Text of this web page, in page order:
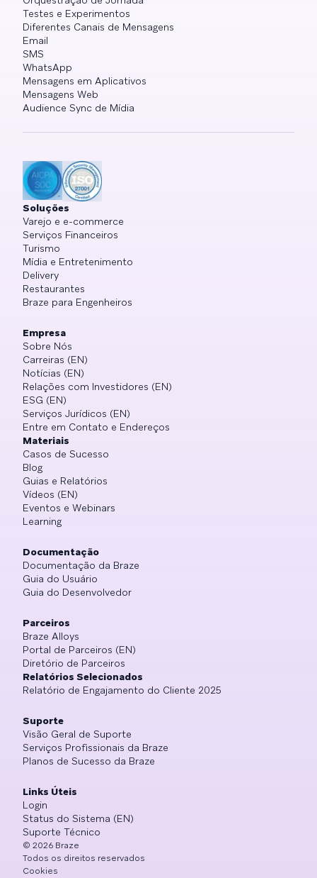
Testes e Experimentos
Diferentes Canais de Mensagens
Email
SMS
WhatsApp
Mensagens em Aplicativos
Mensagens Web
Audience Sync de Mídia
Soluções
Varejo e e-commerce
Serviços Financeiros
Turismo
Mídia e Entretenimento
Delivery
Restaurantes
Braze para Engenheiros
Empresa
Sobre Nós
Carreiras (EN)
Notícias (EN)
Relações com Investidores (EN)
ESG (EN)
Serviços Jurídicos (EN)
Entre em Contato e Endereços
Materiais
Casos de Sucesso
Blog
Guias e Relatórios
Vídeos (EN)
Eventos e Webinars
Learning
Documentação
Documentação da Braze
Guia do Usuário
Guia do Desenvolvedor
Parceiros
Braze Alloys
Portal de Parceiros (EN)
Diretório de Parceiros
Relatórios Selecionados
Relatório de Engajamento do Cliente 2025
Suporte
Visão Geral de Suporte
Serviços Profissionais da Braze
Planos de Sucesso da Braze
Links Úteis
Login
Status do Sistema (EN)
Suporte Técnico
© 2026 Braze
Todos os direitos reservados
Cookies